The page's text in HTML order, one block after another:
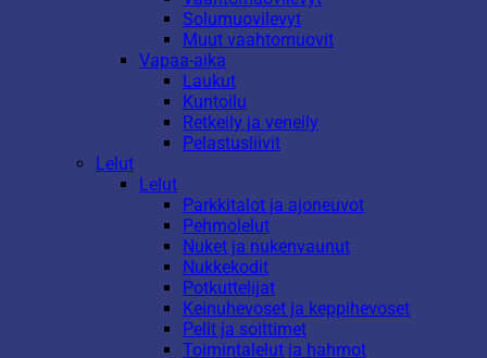
Solumuovilevyt
Muut vaahtomuovit
Vapaa-aika
Laukut
Kuntoilu
Retkeily ja veneily
Pelastusliivit
Lelut
Lelut
Parkkitalot ja ajoneuvot
Pehmolelut
Nuket ja nukenvaunut
Nukkekodit
Potkuttelijat
Keinuhevoset ja keppihevoset
Pelit ja soittimet
Toimintalelut ja hahmot